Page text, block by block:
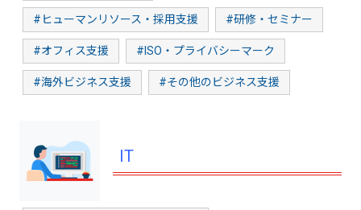
#ヒューマンリソース・採用支援 #研修・セミナー
#オフィス支援 #ISO・プライバシーマーク
#海外ビジネス支援 #その他のビジネス支援
IT